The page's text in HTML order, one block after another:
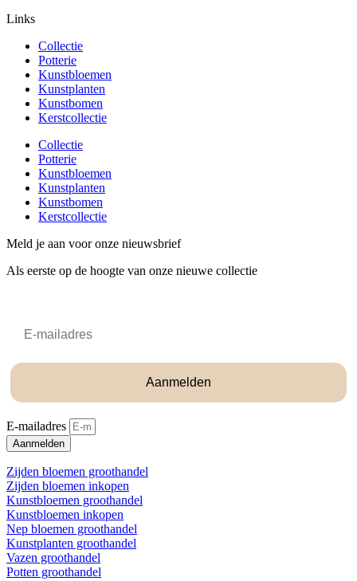
Links
Collectie
Potterie
Kunstbloemen
Kunstplanten
Kunstbomen
Kerstcollectie
Collectie
Potterie
Kunstbloemen
Kunstplanten
Kunstbomen
Kerstcollectie
Meld je aan voor onze nieuwsbrief
Als eerste op de hoogte van onze nieuwe collectie
Aanmelden
E-mailadres
Aanmelden
Zijden bloemen groothandel
Zijden bloemen inkopen
Kunstbloemen groothandel
Kunstbloemen inkopen
Nep bloemen groothandel
Kunstplanten groothandel
Vazen groothandel
Potten groothandel